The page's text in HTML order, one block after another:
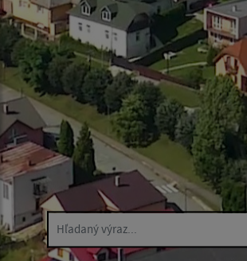
Hľadaný výraz...